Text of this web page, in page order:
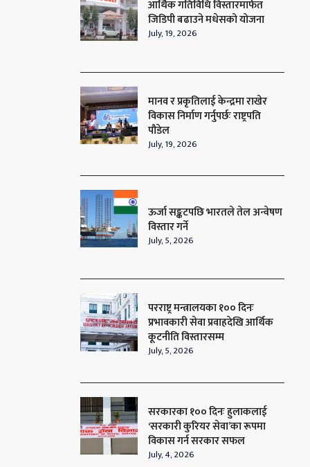
आर्थिक गतिविधि विस्तारमार्फत
जिडिपी बढाउने मधेसको योजना
July, 19, 2026
मानव र प्रकृतिलाई केन्द्रमा राखेर
विकास निर्माण गर्नुपर्छः राष्ट्रपति
पौडेल
July, 19, 2026
ऊर्जा सङ्कटपछि भारतले तेल अन्वेषण
विस्तार गर्ने
July, 5, 2026
परराष्ट्र मन्त्रालयका १०० दिनः
प्रभावकारी सेवा प्रवाहदेखि आर्थिक
कूटनीति विस्तारसम्म
July, 5, 2026
सरकारका १०० दिनः हुलाकलाई
‘सरकारी कुरियर सेवा’का रूपमा
विकास गर्न सरकार सफल
July, 4, 2026